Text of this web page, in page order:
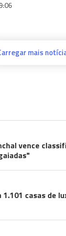
mais
vence
casas de